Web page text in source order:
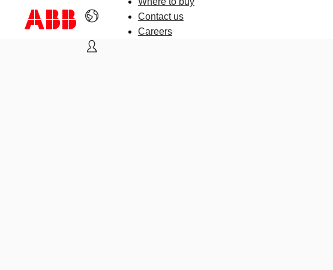
Contact us
Careers